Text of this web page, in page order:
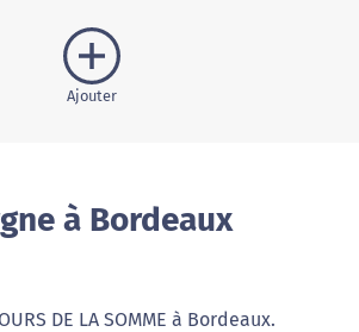
Ajouter
à Bordeaux
DE LA SOMME à Bordeaux.